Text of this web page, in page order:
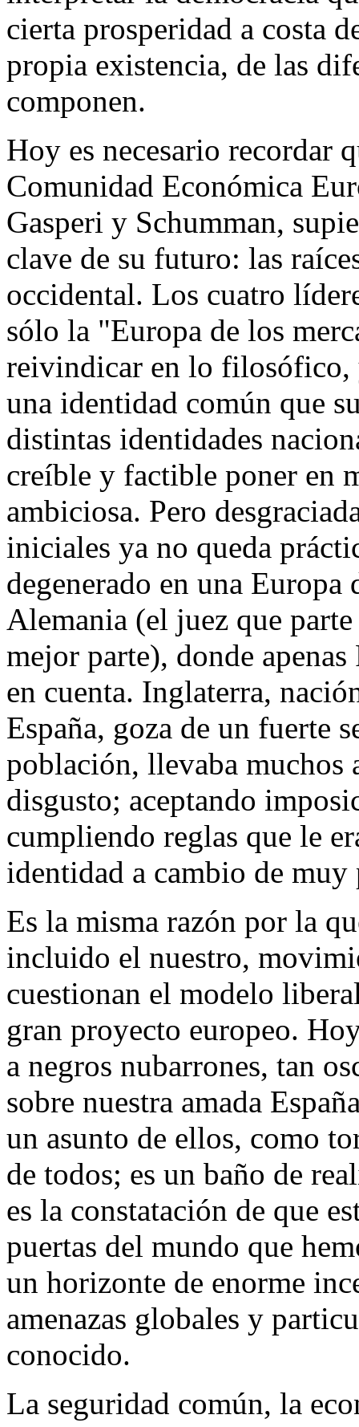
cierta prosperidad a costa
propia existencia, de las
componen.
Hoy es necesario recordar
Comunidad Económica
Gasperi y Schumman,
clave de su futuro: las
occidental. Los cuatro
sólo la "Europa de los
reivindicar en lo filosófico,
una identidad común que
distintas identidades
creíble y factible poner en
ambiciosa. Pero
iniciales ya no queda
degenerado en una Europa
Alemania (el juez que
mejor parte), donde
en cuenta. Inglaterra,
España, goza de un fuerte
población, llevaba muchos
disgusto; aceptando
cumpliendo reglas que le
identidad a cambio de muy
Es la misma razón por la
incluido el nuestro,
cuestionan el modelo
gran proyecto europeo.
a negros nubarrones, tan
sobre nuestra amada
un asunto de ellos, como
de todos; es un baño de
es la constatación de que
puertas del mundo que
un horizonte de enorme
amenazas globales y
conocido.
La seguridad común, la